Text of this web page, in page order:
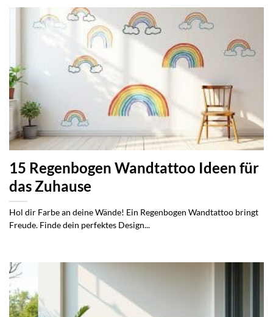
15 Regenbogen Wandtattoo Ideen für
das Zuhause
Hol dir Farbe an deine Wände! Ein Regenbogen Wandtattoo bringt
Freude. Finde dein perfektes Design...